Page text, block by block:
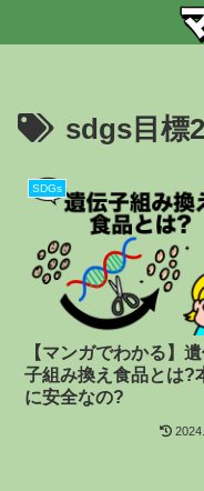
sdgs目標2
SDGs
【マンガでわかる】
子組み換え食品とは?
に安全なの?